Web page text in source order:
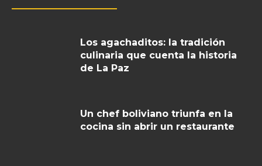
Los agachaditos: la tradición
culinaria que cuenta la historia
de La Paz
Un chef boliviano triunfa en la
cocina sin abrir un restaurante